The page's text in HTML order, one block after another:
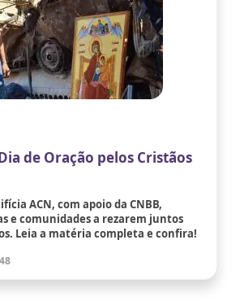
de Oração pelos Cristãos
ACN, com apoio da CNBB,
e comunidades a rezarem juntos
Leia a matéria completa e confira!